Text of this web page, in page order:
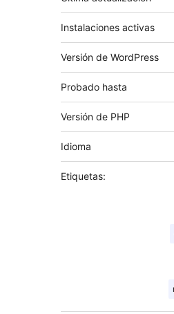
Instalaciones activas
Versión de WordPress
Probado hasta
Versión de PHP
Idioma
Etiquetas: